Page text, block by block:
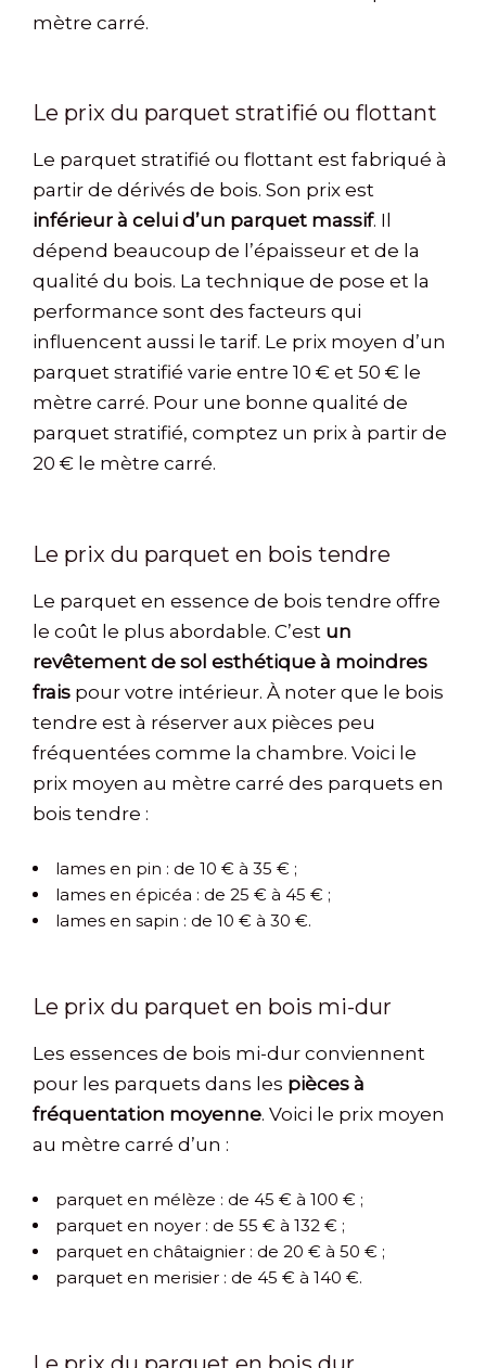
mètre carré.
Le prix du parquet stratifié ou flottant
Le parquet stratifié ou flottant est fabriqué à
partir de dérivés de bois. Son prix est
inférieur à celui d’un parquet massif. Il
dépend beaucoup de l’épaisseur et de la
qualité du bois. La technique de pose et la
performance sont des facteurs qui
influencent aussi le tarif. Le prix moyen d’un
parquet stratifié varie entre 10 € et 50 € le
mètre carré. Pour une bonne qualité de
parquet stratifié, comptez un prix à partir de
20 € le mètre carré.
Le prix du parquet en bois tendre
Le parquet en essence de bois tendre offre
le coût le plus abordable. C’est un
revêtement de sol esthétique à moindres
frais pour votre intérieur. À noter que le bois
tendre est à réserver aux pièces peu
fréquentées comme la chambre. Voici le
prix moyen au mètre carré des parquets en
bois tendre :
lames en pin : de 10 € à 35 € ;
lames en épicéa : de 25 € à 45 € ;
lames en sapin : de 10 € à 30 €.
Le prix du parquet en bois mi-dur
Les essences de bois mi-dur conviennent
pour les parquets dans les pièces à
fréquentation moyenne. Voici le prix moyen
au mètre carré d’un :
parquet en mélèze : de 45 € à 100 € ;
parquet en noyer : de 55 € à 132 € ;
parquet en châtaignier : de 20 € à 50 € ;
parquet en merisier : de 45 € à 140 €.